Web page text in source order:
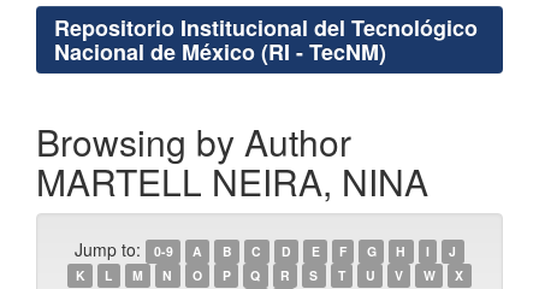
Repositorio Institucional del Tecnológico
Nacional de México (RI - TecNM)
Browsing by Author
MARTELL NEIRA, NINA
Jump to: 0-9 A B C D E F G H I
J
K
L M N O P Q R S T U V W
X